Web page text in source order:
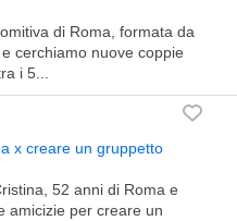
di Roma, formata da
cerchiamo nuove coppie
i 5...
x creare un gruppetto
52 anni di Roma e
amicizie per creare un